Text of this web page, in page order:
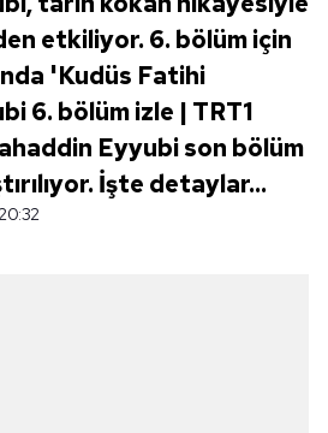
etkiliyor. 6. bölüm için
'Kudüs Fatihi
6. bölüm izle | TRT1
Eyyubi son bölüm
İşte detaylar...